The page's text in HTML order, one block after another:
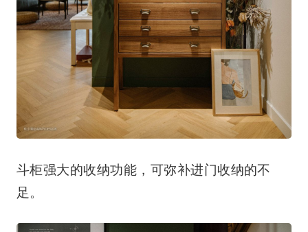
斗柜强大的收纳功能，可弥补进门收纳的不
足。